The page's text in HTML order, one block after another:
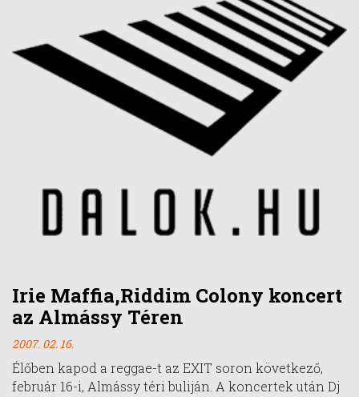
Irie Maffia,Riddim Colony koncert
az Almássy Téren
2007. 02. 16.
Élőben kapod a reggae-t az EXIT soron következő,
február 16-i, Almássy téri buliján. A koncertek után Dj